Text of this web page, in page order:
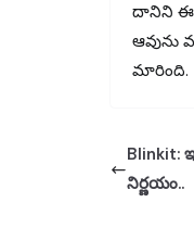
దానిని
ఆవును
మారింది.
Blinkit:
నిర్ణయం..